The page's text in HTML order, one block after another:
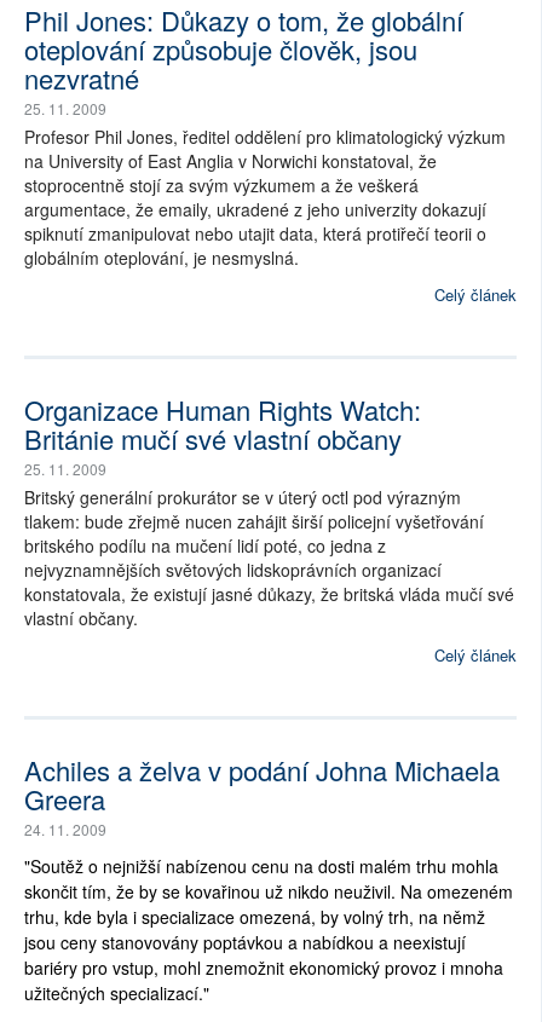
Phil Jones: Důkazy o tom, že globální
oteplování způsobuje člověk, jsou
nezvratné
25. 11. 2009
Profesor Phil Jones, ředitel oddělení pro klimatologický výzkum
na University of East Anglia v Norwichi konstatoval, že
stoprocentně stojí za svým výzkumem a že veškerá
argumentace, že emaily, ukradené z jeho univerzity dokazují
spiknutí zmanipulovat nebo utajit data, která protiřečí teorii o
globálním oteplování, je nesmyslná.
Celý článek
Organizace Human Rights Watch:
Británie mučí své vlastní občany
25. 11. 2009
Britský generální prokurátor se v úterý octl pod výrazným
tlakem: bude zřejmě nucen zahájit širší policejní vyšetřování
britského podílu na mučení lidí poté, co jedna z
nejvyznamnějších světových lidskoprávních organizací
konstatovala, že existují jasné důkazy, že britská vláda mučí své
vlastní občany.
Celý článek
Achiles a želva v podání Johna Michaela
Greera
24. 11. 2009
"Soutěž o nejnižší nabízenou cenu na dosti malém trhu mohla
skončit tím, že by se kovařinou už nikdo neuživil. Na omezeném
trhu, kde byla i specializace omezená, by volný trh, na němž
jsou ceny stanovovány poptávkou a nabídkou a neexistují
bariéry pro vstup, mohl znemožnit ekonomický provoz i mnoha
užitečných specializací."